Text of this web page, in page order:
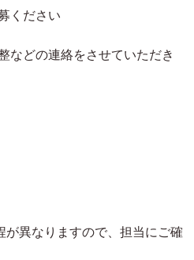
ください
などの連絡をさせていただき
異なりますので、担当にご確